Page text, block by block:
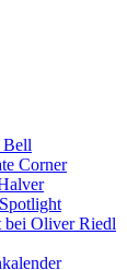
Bell
Corner
bei Oliver Riedl